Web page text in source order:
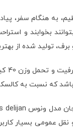
به هنگام سفر،
بخوابند و
تولید شده از
عمومی بسیار